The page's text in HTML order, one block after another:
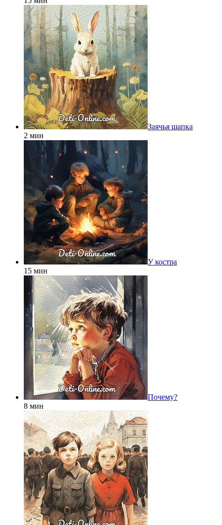
Заячья шапка
2 мин
У костра
15 мин
Почему?
8 мин